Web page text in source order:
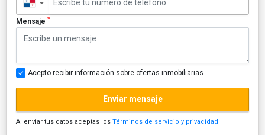
▼
Mensaje *
Acepto recibir información sobre ofertas inmobiliarias
Enviar mensaje
Al enviar tus datos aceptas los Términos de servicio y privacidad